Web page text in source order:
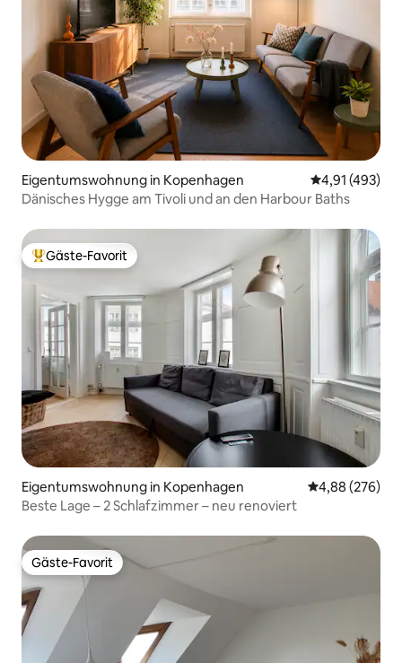
Eigentumswohnung in Kopenhagen
4,91 (493)
Dänisches Hygge am Tivoli und an den Harbour Baths
Beliebter Gäste-Favorit.
Gäste-Favorit
Eigentumswohnung in Kopenhagen
4,88 (276)
Beste Lage – 2 Schlafzimmer – neu renoviert
Gäste-Favorit
Gäste-Favorit